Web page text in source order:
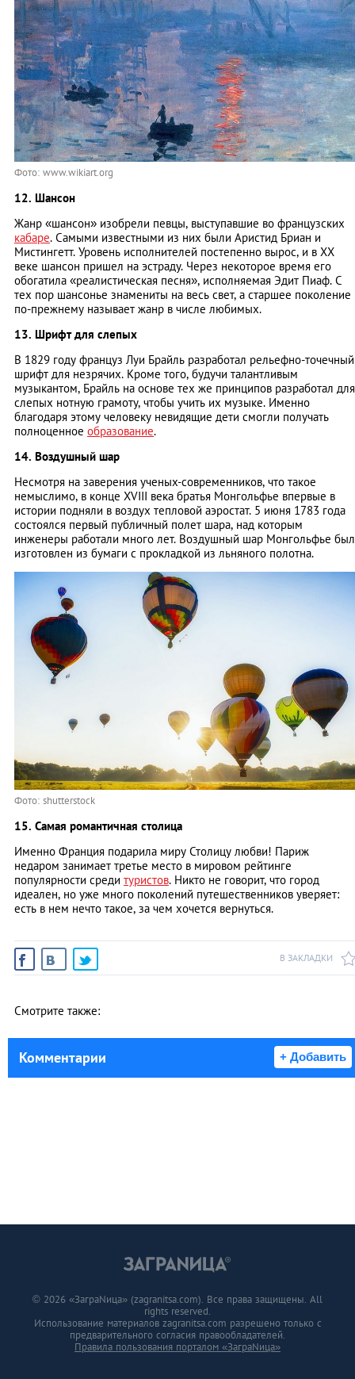
Фото: www.wikiart.org
12. Шансон
Жанр «шансон» изобрели певцы, выступавшие во французских
кабаре. Самыми известными из них были Аристид Бриан и
Мистингетт. Уровень исполнителей постепенно вырос, и в XX
веке шансон пришел на эстраду. Через некоторое время его
обогатила «реалистическая песня», исполняемая Эдит Пиаф. С
тех пор шансонье знамениты на весь свет, а старшее поколение
по-прежнему называет жанр в числе любимых.
13. Шрифт для слепых
В 1829 году француз Луи Брайль разработал рельефно-точечный
шрифт для незрячих. Кроме того, будучи талантливым
музыкантом, Брайль на основе тех же принципов разработал для
слепых нотную грамоту, чтобы учить их музыке. Именно
благодаря этому человеку невидящие дети смогли получать
полноценное образование.
14. Воздушный шар
Несмотря на заверения ученых-современников, что такое
немыслимо, в конце XVIII века братья Монгольфье впервые в
истории подняли в воздух тепловой аэростат. 5 июня 1783 года
состоялся первый публичный полет шара, над которым
инженеры работали много лет. Воздушный шар Монгольфье был
изготовлен из бумаги с прокладкой из льняного полотна.
Фото: shutterstock
15. Самая романтичная столица
Именно Франция подарила миру Столицу любви! Париж
недаром занимает третье место в мировом рейтинге
популярности среди туристов. Никто не говорит, что город
идеален, но уже много поколений путешественников уверяет:
есть в нем нечто такое, за чем хочется вернуться.
В ЗАКЛАДКИ
Смотрите также:
Комментарии + Добавить
© 2026 «ЗаграNица» (zagranitsa.com). Все права защищены. All
rights reserved.
Использование материалов zagranitsa.com разрешено только с
предварительного согласия правообладателей.
Правила пользования порталом «ЗаграNица»